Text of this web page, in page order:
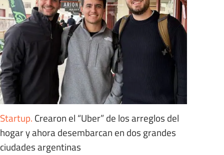
Startup. Crearon el “Uber” de los arreglos del
hogar y ahora desembarcan en dos grandes
ciudades argentinas